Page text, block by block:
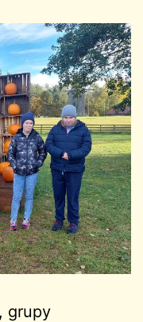
grupy